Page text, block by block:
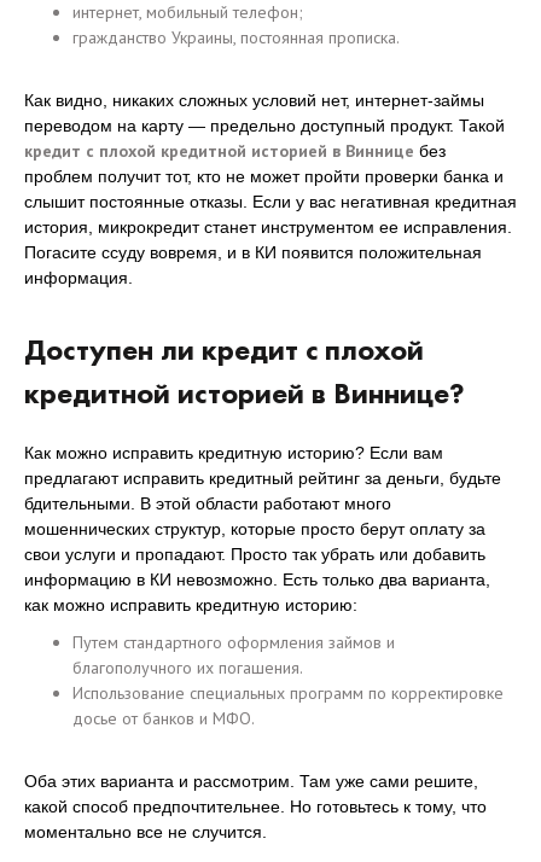
интернет, мобильный телефон;
гражданство Украины, постоянная прописка.
Как видно, никаких сложных условий нет, интернет-займы
переводом на карту — предельно доступный продукт. Такой
кредит с плохой кредитной историей в Виннице без
проблем получит тот, кто не может пройти проверки банка и
слышит постоянные отказы. Если у вас негативная кредитная
история, микрокредит станет инструментом ее исправления.
Погасите ссуду вовремя, и в КИ появится положительная
информация.
Доступен ли кредит с плохой
кредитной историей в Виннице?
Как можно исправить кредитную историю? Если вам
предлагают исправить кредитный рейтинг за деньги, будьте
бдительными. В этой области работают много
мошеннических структур, которые просто берут оплату за
свои услуги и пропадают. Просто так убрать или добавить
информацию в КИ невозможно. Есть только два варианта,
как можно исправить кредитную историю:
Путем стандартного оформления займов и
благополучного их погашения.
Использование специальных программ по корректировке
досье от банков и МФО.
Оба этих варианта и рассмотрим. Там уже сами решите,
какой способ предпочтительнее. Но готовьтесь к тому, что
моментально все не случится.